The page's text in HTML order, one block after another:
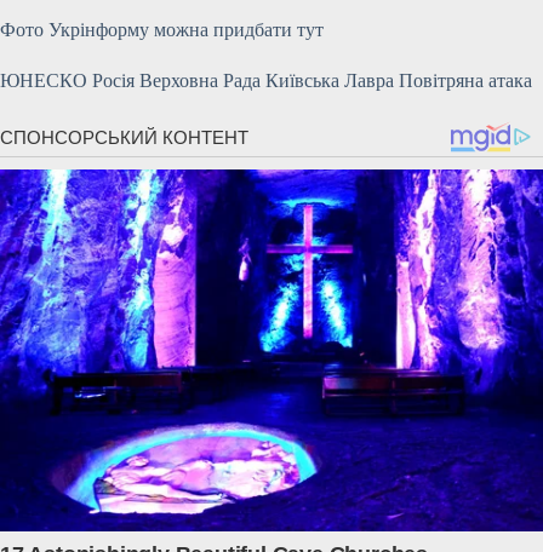
Фото Укрінформу можна придбати тут
ЮНЕСКО Росія Верховна Рада Київська Лавра Повітряна атака